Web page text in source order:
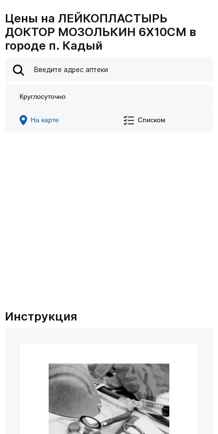
Цены на ЛЕЙКОПЛАСТЫРЬ
ДОКТОР МОЗОЛЬКИН 6Х10СМ в
городе п. Кадый
Круглосуточно
На карте Списком
Инструкция